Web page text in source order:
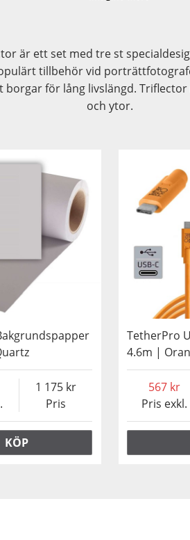
är ett set med tre st
tillbehör vid
för lång livslängd.
och ytor.
Pris
1 175
KÖP
TetherPro
4.6m |
Pris exkl.
567